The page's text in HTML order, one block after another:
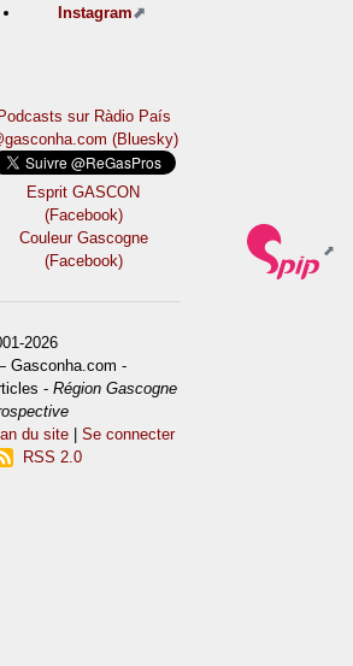
Instagram
Podcasts sur Ràdio País
(Bluesky)
Esprit GASCON
(Facebook)
Couleur Gascogne
(Facebook)
2026
Gasconha.com -
-Région Gascogne
du site |Se connecter
RSS 2.0